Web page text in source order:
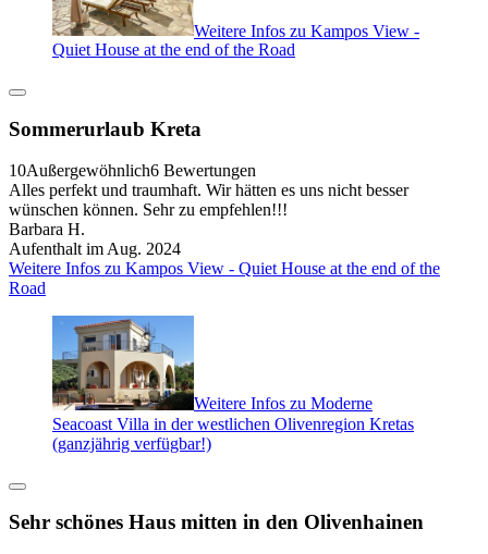
Weitere Infos zu Kampos View -
Quiet House at the end of the Road
Sommerurlaub Kreta
10Außergewöhnlich6 Bewertungen
Alles perfekt und traumhaft. Wir hätten es uns nicht besser
wünschen können. Sehr zu empfehlen!!!
Barbara H.
Aufenthalt im Aug. 2024
Weitere Infos zu Kampos View - Quiet House at the end of the
Road
Weitere Infos zu Moderne
Seacoast Villa in der westlichen Olivenregion Kretas
(ganzjährig verfügbar!)
Sehr schönes Haus mitten in den Olivenhainen